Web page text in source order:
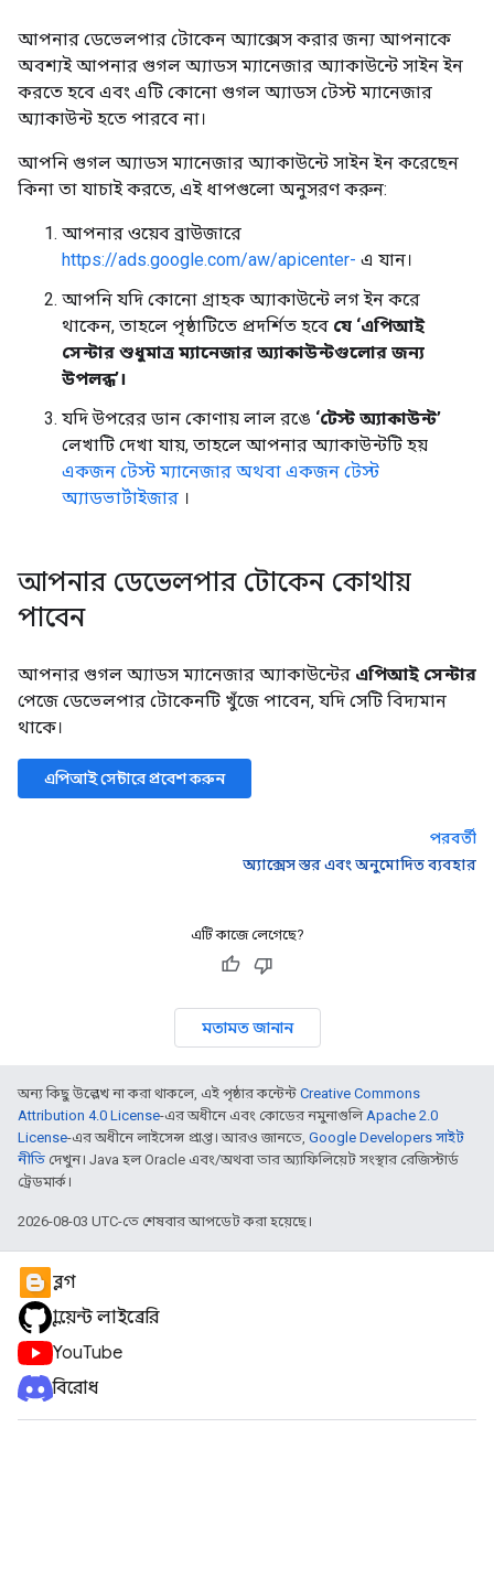
আপনার ডেভেলপার টোকেন অ্যাক্সেস করার জন্য আপনাকে
অবশ্যই আপনার গুগল অ্যাডস ম্যানেজার অ্যাকাউন্টে সাইন ইন
করতে হবে এবং এটি কোনো গুগল অ্যাডস টেস্ট ম্যানেজার
অ্যাকাউন্ট হতে পারবে না।
আপনি গুগল অ্যাডস ম্যানেজার অ্যাকাউন্টে সাইন ইন করেছেন
কিনা তা যাচাই করতে, এই ধাপগুলো অনুসরণ করুন:
আপনার ওয়েব ব্রাউজারে
https://ads.google.com/aw/apicenter- এ যান।
আপনি যদি কোনো গ্রাহক অ্যাকাউন্টে লগ ইন করে
থাকেন, তাহলে পৃষ্ঠাটিতে প্রদর্শিত হবে যে ‘এপিআই
সেন্টার শুধুমাত্র ম্যানেজার অ্যাকাউন্টগুলোর জন্য
উপলব্ধ’।
যদি উপরের ডান কোণায় লাল রঙে ‘টেস্ট অ্যাকাউন্ট’
লেখাটি দেখা যায়, তাহলে আপনার অ্যাকাউন্টটি হয়
একজন টেস্ট ম্যানেজার অথবা একজন টেস্ট
অ্যাডভার্টাইজার ।
আপনার ডেভেলপার টোকেন কোথায়
পাবেন
আপনার গুগল অ্যাডস ম্যানেজার অ্যাকাউন্টের এপিআই সেন্টার
পেজে ডেভেলপার টোকেনটি খুঁজে পাবেন, যদি সেটি বিদ্যমান
থাকে।
এপিআই সেন্টারে প্রবেশ করুন
পরবর্তী
অ্যাক্সেস স্তর এবং অনুমোদিত ব্যবহার
এটি কাজে লেগেছে?
মতামত জানান
অন্য কিছু উল্লেখ না করা থাকলে, এই পৃষ্ঠার কন্টেন্ট Creative Commons
Attribution 4.0 License-এর অধীনে এবং কোডের নমুনাগুলিApache 2.0
License-এর অধীনে লাইসেন্স প্রাপ্ত। আরও জানতে, Google Developers সাইট
নীতি দেখুন। Java হল Oracle এবং/অথবা তার অ্যাফিলিয়েট সংস্থার রেজিস্টার্ড
ট্রেডমার্ক।
2026-08-03 UTC-তে শেষবার আপডেট করা হয়েছে।
ব্লগ
ক্লায়েন্ট লাইব্রেরি
YouTube
বিরোধ